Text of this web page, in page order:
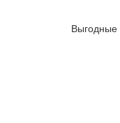
Отзывы об
Отзывы об
Выгодные